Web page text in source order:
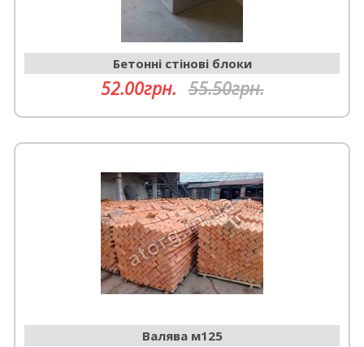
Бетонні стінові блоки
52.00грн. 55.50грн.
Валява м125